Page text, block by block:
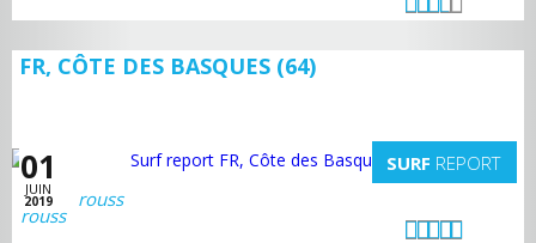
FR, CÔTE DES BASQUES (64)
01
JUIN
2019
SURF REPORT
rouss